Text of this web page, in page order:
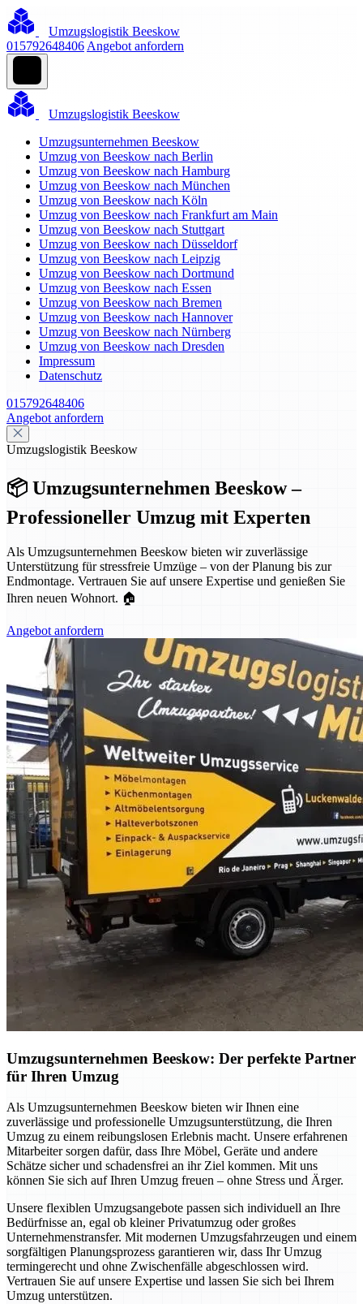
Umzugslogistik Beeskow
015792648406 Angebot anfordern
Umzugslogistik Beeskow
Umzugsunternehmen Beeskow
Umzug von Beeskow nach Berlin
Umzug von Beeskow nach Hamburg
Umzug von Beeskow nach München
Umzug von Beeskow nach Köln
Umzug von Beeskow nach Frankfurt am Main
Umzug von Beeskow nach Stuttgart
Umzug von Beeskow nach Düsseldorf
Umzug von Beeskow nach Leipzig
Umzug von Beeskow nach Dortmund
Umzug von Beeskow nach Essen
Umzug von Beeskow nach Bremen
Umzug von Beeskow nach Hannover
Umzug von Beeskow nach Nürnberg
Umzug von Beeskow nach Dresden
Impressum
Datenschutz
015792648406
Angebot anfordern
Umzugslogistik Beeskow
📦 Umzugsunternehmen Beeskow –
Professioneller Umzug mit Experten
Als Umzugsunternehmen Beeskow bieten wir zuverlässige
Unterstützung für stressfreie Umzüge – von der Planung bis zur
Endmontage. Vertrauen Sie auf unsere Expertise und genießen Sie
Ihren neuen Wohnort. 🏠
Angebot anfordern
Umzugsunternehmen Beeskow: Der perfekte Partner
für Ihren Umzug
Als Umzugsunternehmen Beeskow bieten wir Ihnen eine
zuverlässige und professionelle Umzugsunterstützung, die Ihren
Umzug zu einem reibungslosen Erlebnis macht. Unsere erfahrenen
Mitarbeiter sorgen dafür, dass Ihre Möbel, Geräte und andere
Schätze sicher und schadensfrei an ihr Ziel kommen. Mit uns
können Sie sich auf Ihren Umzug freuen – ohne Stress und Ärger.
Unsere flexiblen Umzugsangebote passen sich individuell an Ihre
Bedürfnisse an, egal ob kleiner Privatumzug oder großes
Unternehmenstransfer. Mit modernen Umzugsfahrzeugen und einem
sorgfältigen Planungsprozess garantieren wir, dass Ihr Umzug
termingerecht und ohne Zwischenfälle abgeschlossen wird.
Vertrauen Sie auf unsere Expertise und lassen Sie sich bei Ihrem
Umzug unterstützen.